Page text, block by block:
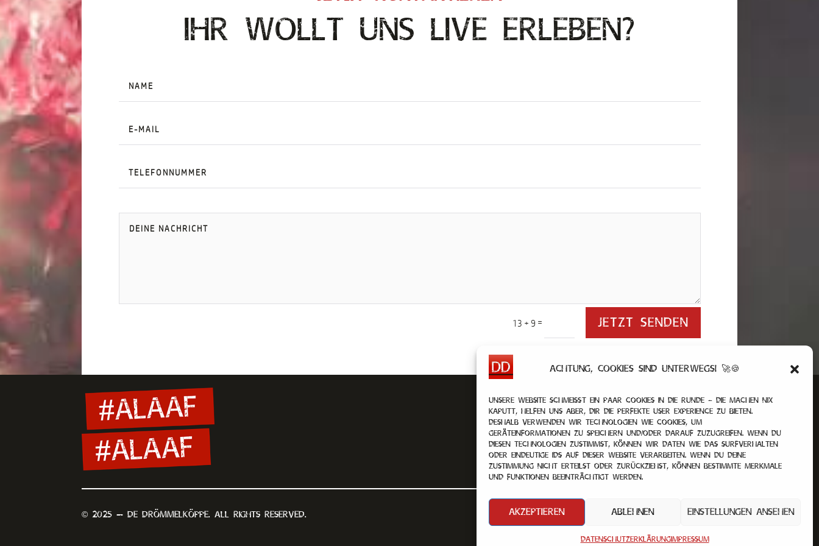
Achtung, Cookies sind unterwegs! 🚀🍪
Unsere Website schmeißt ein paar Cookies in die Runde – die machen nix
kaputt, helfen uns aber, dir die perfekte User Experience zu bieten.
Deshalb verwenden wir Technologien wie Cookies, um
Geräteinformationen zu speichern und/oder darauf zuzugreifen. Wenn du
diesen Technologien zustimmst, können wir Daten wie das Surfverhalten
oder eindeutige IDs auf dieser Website verarbeiten. Wenn du deine
Zustimmung nicht erteilst oder zurückziehst, können bestimmte Merkmale
und Funktionen beeinträchtigt werden.
Akzeptieren Ablehnen Einstellungen ansehen
DatenschutzerklärungImpressum
IHR WOLLT UNS LIVE ERLEBEN?
13 + 9 = JETZT SENDEN
© 2025 — De Drömmelköppe. All rights reserved. Impressum|Datenschutz|Kontakt